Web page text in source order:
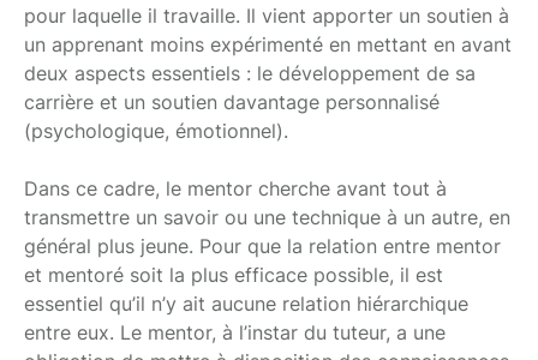
pour laquelle il travaille. Il vient apporter un soutien à
un apprenant moins expérimenté en mettant en avant
deux aspects essentiels : le développement de sa
carrière et un soutien davantage personnalisé
(psychologique, émotionnel).
Dans ce cadre, le mentor cherche avant tout à
transmettre un savoir ou une technique à un autre, en
général plus jeune. Pour que la relation entre mentor
et mentoré soit la plus efficace possible, il est
essentiel qu’il n’y ait aucune relation hiérarchique
entre eux. Le mentor, à l’instar du tuteur, a une